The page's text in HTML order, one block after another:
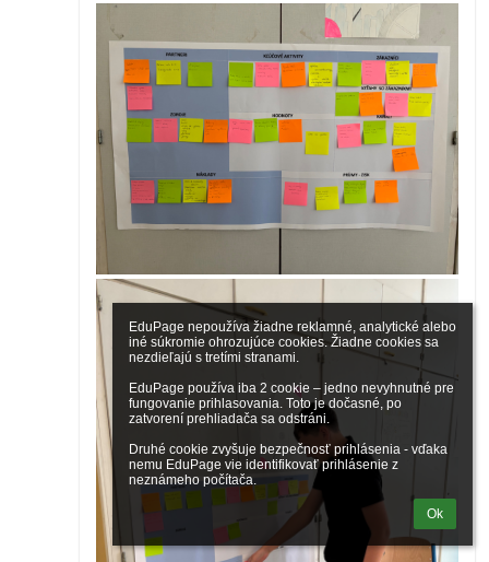
EduPage nepoužíva žiadne reklamné, analytické alebo
iné súkromie ohrozujúce cookies. Žiadne cookies sa
nezdieľajú s tretími stranami.
EduPage používa iba 2 cookie – jedno nevyhnutné pre
fungovanie prihlasovania. Toto je dočasné, po
zatvorení prehliadača sa odstráni.
Druhé cookie zvyšuje bezpečnosť prihlásenia - vďaka
nemu EduPage vie identifikovať prihlásenie z
neznámeho počítača.
Ok